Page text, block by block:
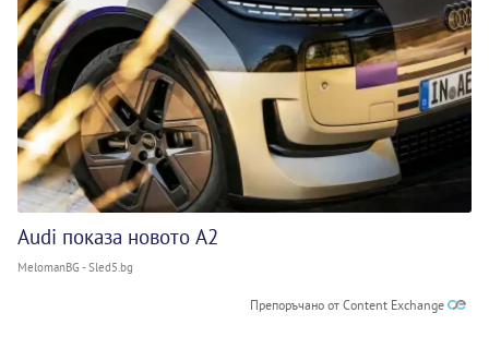
Audi показа новото A2
MelomanBG - Sled5.bg
Препоръчано от Content Exchange